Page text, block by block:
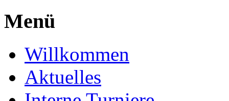
Menü
Willkommen
Aktuelles